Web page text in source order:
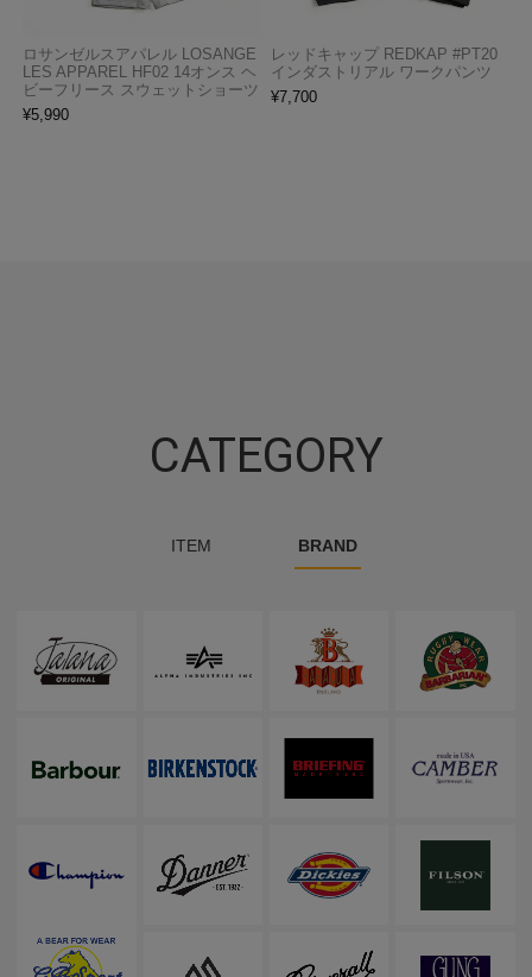
ロサンゼルスアパレル LOSANGE
LES APPAREL HF02 14オンス ヘ
ビーフリース スウェットショーツ
¥5,990
レッドキャップ REDKAP #PT20
インダストリアル ワークパンツ
¥7,700
CATEGORY
ITEM BRAND